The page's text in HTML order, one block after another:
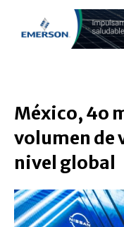
México, 4o
volumen de
nivel global